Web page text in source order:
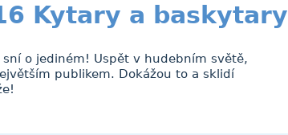
Kytary a baskytary
o jediném! Uspět v hudebním světě,
publikem. Dokážou to a sklidí